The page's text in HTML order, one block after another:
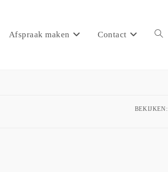
Afspraak maken Contact
BEKIJKEN: